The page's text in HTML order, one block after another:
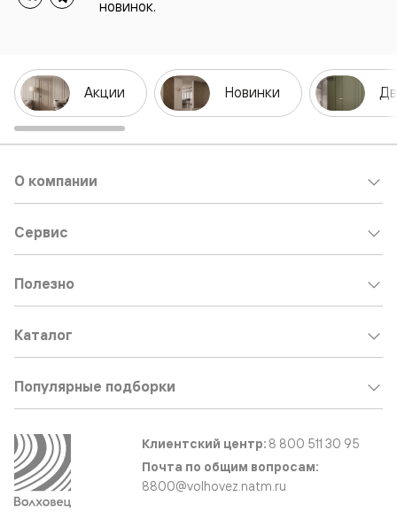
новинок.
Акции Новинки
О компании
Сервис
Полезно
Каталог
Популярные подборки
Клиентский центр: 8 800 511 30 95
Почта по общим вопросам:
8800@volhovez.natm.ru